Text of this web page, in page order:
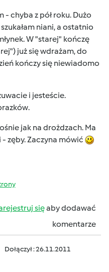
- chyba z pół roku. Dużo
niani, a ostatnio
W "starej" kończę
już się wdrażam, do
kończy się niewiadomo
i jesteście.
jak na drożdzach. Ma
zęby. Zaczyna mówić
sięaby dodawać
komentarze
Dołączył : 26.11.2011